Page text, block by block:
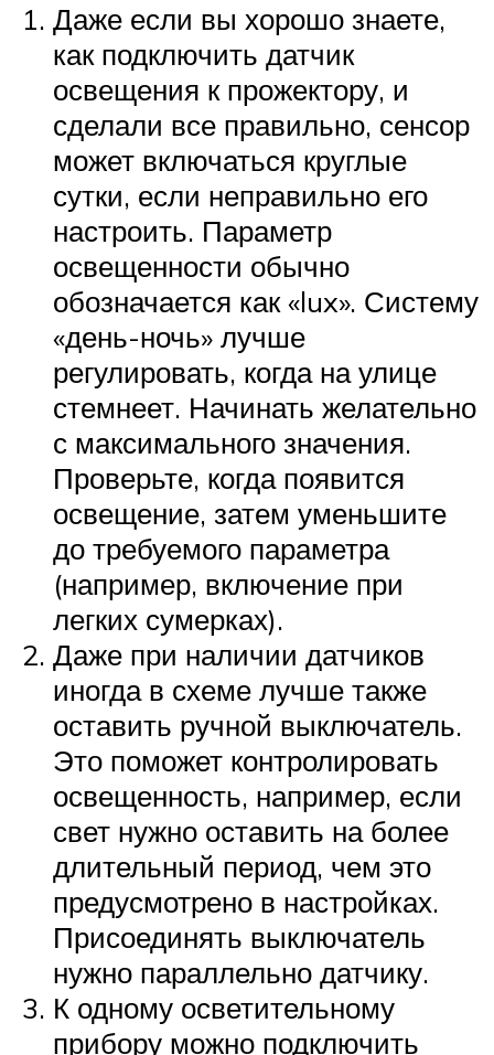
Даже если вы хорошо знаете,
как подключить датчик
освещения к прожектору, и
сделали все правильно, сенсор
может включаться круглые
сутки, если неправильно его
настроить. Параметр
освещенности обычно
обозначается как «lux». Систему
«день-ночь» лучше
регулировать, когда на улице
стемнеет. Начинать желательно
с максимального значения.
Проверьте, когда появится
освещение, затем уменьшите
до требуемого параметра
(например, включение при
легких сумерках).
Даже при наличии датчиков
иногда в схеме лучше также
оставить ручной выключатель.
Это поможет контролировать
освещенность, например, если
свет нужно оставить на более
длительный период, чем это
предусмотрено в настройках.
Присоединять выключатель
нужно параллельно датчику.
К одному осветительному
прибору можно подключить